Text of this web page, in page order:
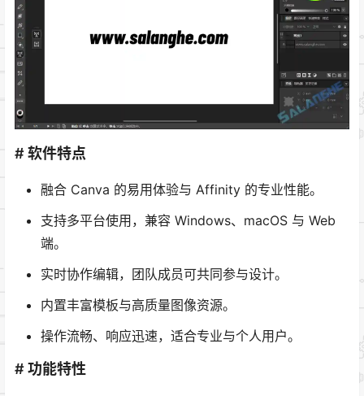
# 软件特点
融合 Canva 的易用体验与 Affinity 的专业性能。
支持多平台使用，兼容 Windows、macOS 与 Web
端。
实时协作编辑，团队成员可共同参与设计。
内置丰富模板与高质量图像资源。
操作流畅、响应迅速，适合专业与个人用户。
# 功能特性